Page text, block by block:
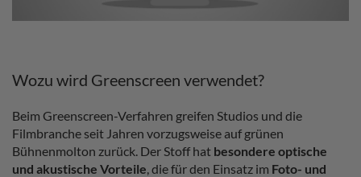
Wozu wird Greenscreen verwendet?
Beim Greenscreen-Verfahren greifen Studios und die
Filmbranche seit Jahren vorzugsweise auf grünen
Bühnenmolton zurück. Der Stoff hat besondere optische
und akustische Vorteile , die für den Einsatz im Foto- und